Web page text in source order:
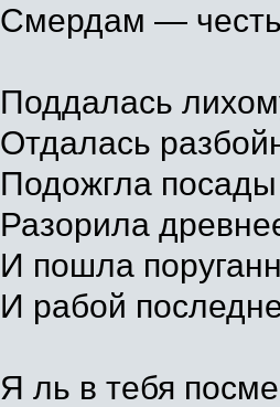
Смердам —
Поддалась
Отдалась
Подожгла
Разорила
И пошла
И рабой
Я ль в тебя